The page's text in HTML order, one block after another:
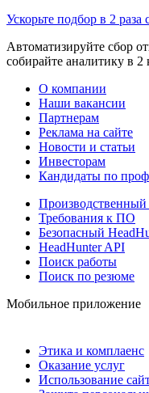
Ускорьте подбор в 2 раза
Автоматизируйте сбор
собирайте аналитику в 2
О компании
Наши вакансии
Партнерам
Реклама на сайте
Новости и статьи
Инвесторам
Кандидаты по
Производственный
Требования к ПО
Безопасный
HeadHunter API
Поиск работы
Поиск по резюме
Мобильное приложение
Этика и комплаенс
Оказание услуг
Использование